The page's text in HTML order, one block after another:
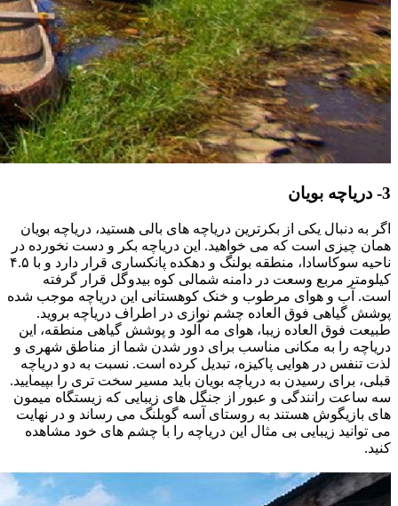
3- دریاچه بویان
اگر به دنبال یکی از بکرترین دریاچه های بالی هستید، دریاچه بویان
همان چیزی است که می خواهید. این دریاچه بکر و دست نخورده در
ناحیه سوکاسادا، منطقه بولنگ و دهکده پانکساری قرار دارد و با ۴.۵
کیلومتر مربع وسعت در دامنه شمالی کوه بیدوگل قرار گرفته
است. آب و هوای مرطوب و خنک کوهستانی این دریاچه موجب شده
پوشش گیاهی فوق العاده چشم نوازی در اطراف دریاچه بروید.
طبیعت فوق العاده زیبا، هوای مه آلود و پوشش گیاهی منطقه، این
دریاچه را به مکانی مناسب برای دور شدن شما از مناطق شهری و
لذت تنفس در هوایی پاکیزه، تبدیل کرده است. نسبت به دو دریاچه
قبلی، برای رسیدن به دریاچه بویان باید مسیر سخت تری را بپیمایید.
سه ساعت رانندگی و عبور از جنگل های زیبایی که زیستگاه میمون
های بازیگوش هستند به روستای آسه گوبلنگ می رساند و در نهایت
می توانید زیبایی بی مثال این دریاچه را با چشم های خود مشاهده
کنید.